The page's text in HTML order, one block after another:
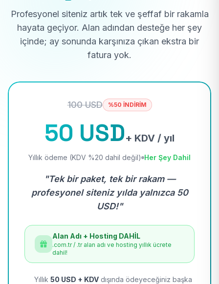
Profesyonel siteniz artık tek ve şeffaf bir rakamla
hayata geçiyor. Alan adından desteğe her şey
içinde; ay sonunda karşınıza çıkan ekstra bir
fatura yok.
100 USD %50 İNDİRİM
50 USD+ KDV / yıl
Yıllık ödeme (KDV %20 dahil değil) Her Şey Dahil
"Tek bir paket, tek bir rakam —
profesyonel siteniz yılda yalnızca 50
USD!"
Alan Adı + Hosting DAHİL
.com.tr / .tr alan adı ve hosting yıllık ücrete
dahil!
Yıllık 50 USD + KDV dışında ödeyeceğiniz başka